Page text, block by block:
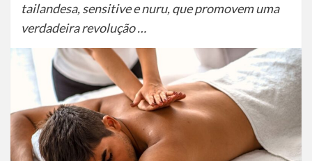
tailandesa, sensitive e nuru, que promovem uma
verdadeira revolução …